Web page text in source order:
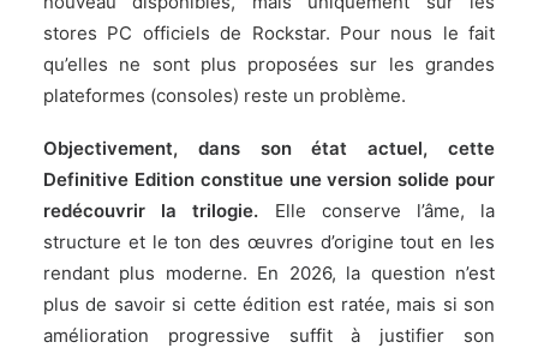
stores PC officiels de Rockstar. Pour nous le fait
qu’elles ne sont plus proposées sur les grandes
plateformes (consoles) reste un problème.
Objectivement, dans son état actuel, cette
Definitive Edition constitue une version solide pour
redécouvrir la trilogie. Elle conserve l’âme, la
structure et le ton des œuvres d’origine tout en les
rendant plus moderne. En 2026, la question n’est
plus de savoir si cette édition est ratée, mais si son
amélioration progressive suffit à justifier son